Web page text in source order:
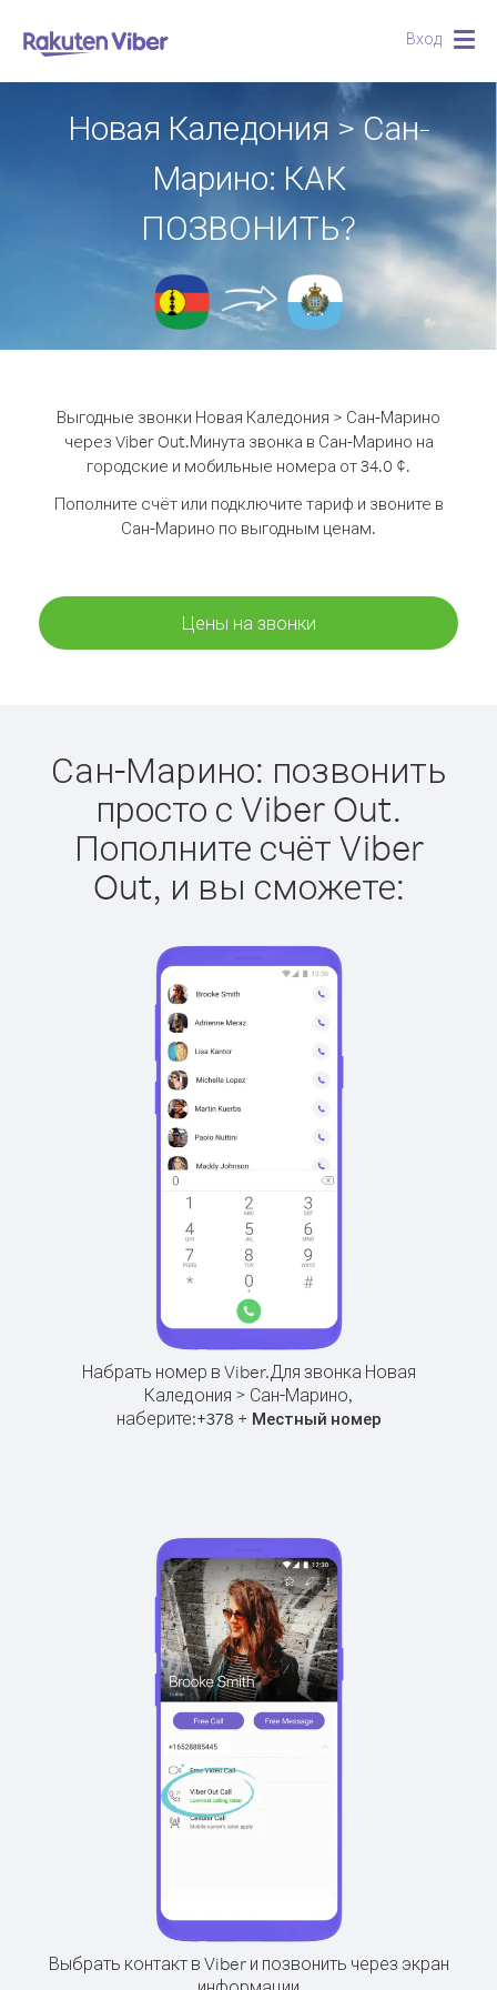
Вход
Новая Каледония > Сан-
Марино: КАК
ПОЗВОНИТЬ?
Выгодные звонки Новая Каледония > Сан-Марино
через Viber Out.Минута звонка в Сан-Марино на
городские и мобильные номера от 34.0 ¢.
Пополните счёт или подключите тариф и звоните в
Сан-Марино по выгодным ценам.
Цены на звонки
Сан-Марино: позвонить
просто с Viber Out.
Пополните счёт Viber
Out, и вы сможете:
Набрать номер в Viber.Для звонка Новая
Каледония > Сан-Марино,
наберите:+378 + Местный номер
Выбрать контакт в Viber и позвонить через экран